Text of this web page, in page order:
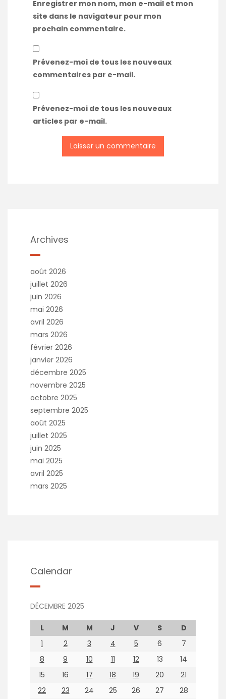
Enregistrer mon nom, mon e-mail et mon
site dans le navigateur pour mon
prochain commentaire.
Prévenez-moi de tous les nouveaux
commentaires par e-mail.
Prévenez-moi de tous les nouveaux
articles par e-mail.
Archives
août 2026
juillet 2026
juin 2026
mai 2026
avril 2026
mars 2026
février 2026
janvier 2026
décembre 2025
novembre 2025
octobre 2025
septembre 2025
août 2025
juillet 2025
juin 2025
mai 2025
avril 2025
mars 2025
Calendar
DÉCEMBRE 2025
L M M J V S
D
1
2 3 4 5 6
7
8
9 10 11 12 13
14
15
16 17 18 19 20
21
22
23 24 25 26 27
28